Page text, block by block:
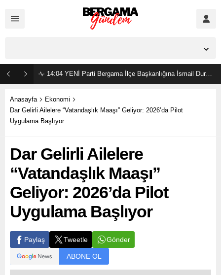
14:04 YENİ Parti Bergama İlçe Başkanlığına İsmail Durmaz görevlendirildi
Anasayfa
Ekonomi
Dar Gelirli Ailelere “Vatandaşlık Maaşı” Geliyor: 2026’da Pilot
Uygulama Başlıyor
Dar Gelirli Ailelere
“Vatandaşlık Maaşı”
Geliyor: 2026’da Pilot
Uygulama Başlıyor
Paylaş Tweetle Gönder
ABONE OL